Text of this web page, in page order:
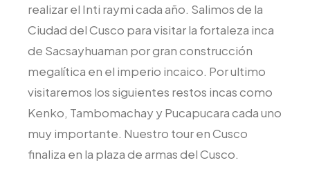
realizar el Inti raymi cada año. Salimos de la
Ciudad del Cusco para visitar la fortaleza inca
de Sacsayhuaman por gran construcción
megalítica en el imperio incaico. Por ultimo
visitaremos los siguientes restos incas como
Kenko, Tambomachay y Pucapucara cada uno
muy importante. Nuestro tour en Cusco
finaliza en la plaza de armas del Cusco.